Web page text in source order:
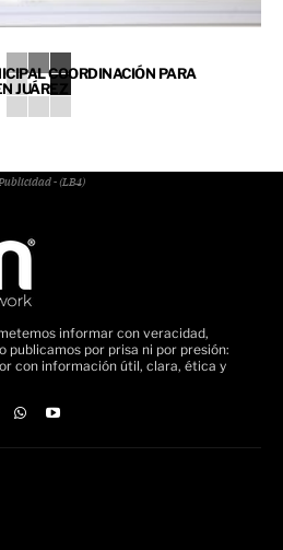
COORDINACIÓN PARA
JUÁREZ
- (LB4)
informar con veracidad,
publicamos por prisa ni por presión:
con información útil, clara, ética y